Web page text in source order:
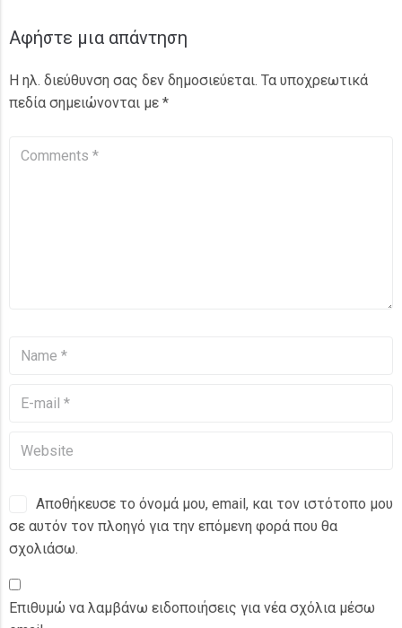
Αφήστε μια απάντηση
Η ηλ. διεύθυνση σας δεν δημοσιεύεται. Τα υποχρεωτικά
πεδία σημειώνονται με *
Αποθήκευσε το όνομά μου, email, και τον ιστότοπο μου
σε αυτόν τον πλοηγό για την επόμενη φορά που θα
σχολιάσω.
Επιθυμώ να λαμβάνω ειδοποιήσεις για νέα σχόλια μέσω